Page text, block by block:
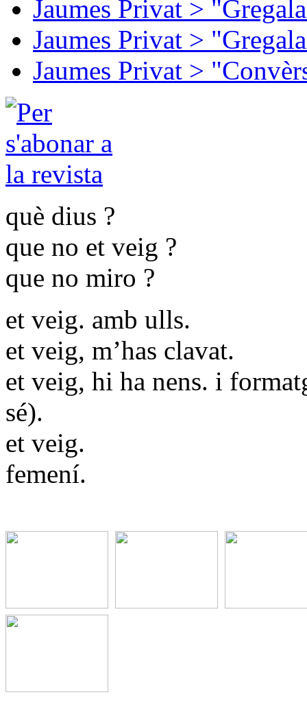
Jaumes Privat >
Jaumes Privat >
Jaumes Privat >
què dius ?
que no et veig ?
que no miro ?
et veig. amb ulls.
et veig, m’has clavat.
et veig, hi ha nens. i
sé).
et veig.
femení.